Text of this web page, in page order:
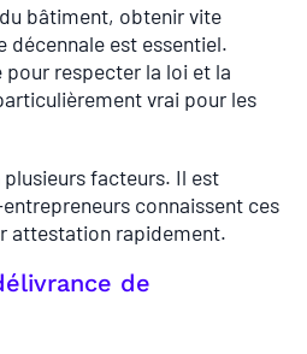
bâtiment, obtenir vite
décennale est essentiel.
respecter la loi et la
vrai pour les
facteurs. Il est
connaissent ces
attestation rapidement.
de